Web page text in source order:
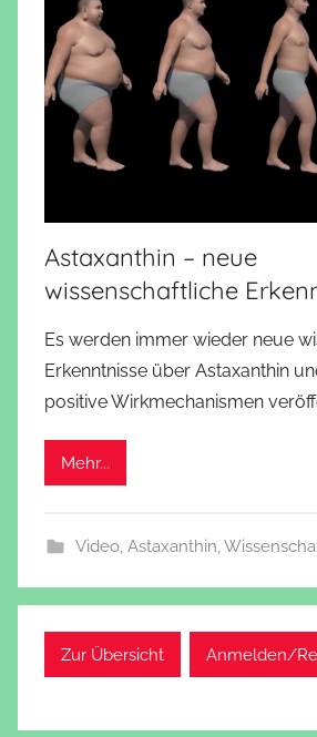
Astaxanthin – neue
wissenschaftliche
Es werden immer wieder neue
Erkenntnisse über Astaxanthin
positive Wirkmechanismen
Mehr...
Video, Astaxanthin,
Zur Übersicht Anmelden/